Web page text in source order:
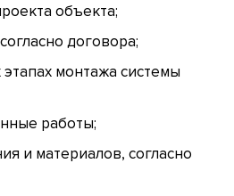
объекта;
договора;
этапах монтажа системы
работы;
и материалов, согласно